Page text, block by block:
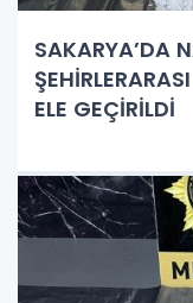
SAKARYA’DA
ELE GEÇİRİLDİ